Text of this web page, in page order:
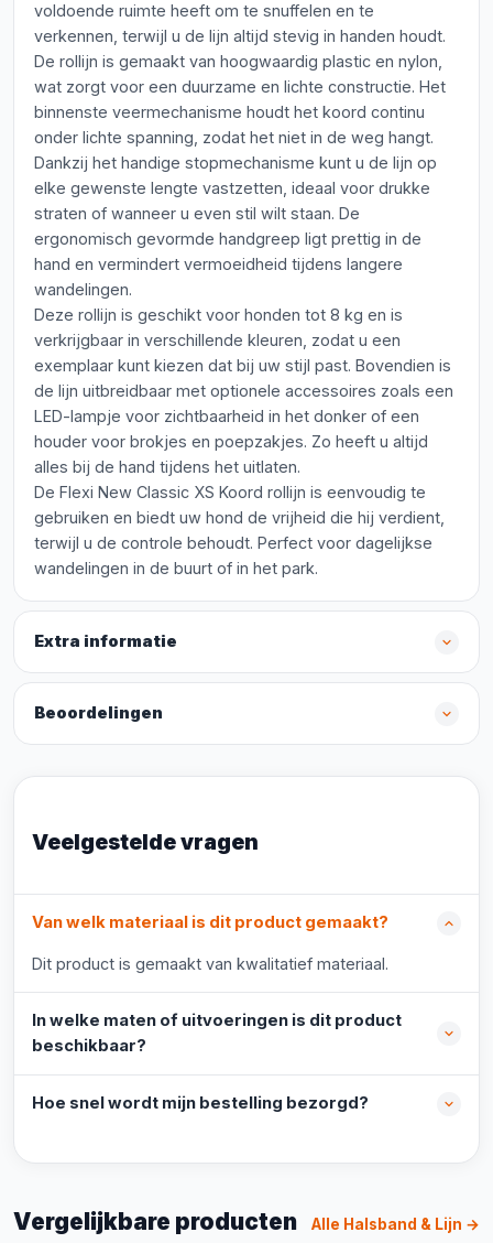
voldoende ruimte heeft om te snuffelen en te
verkennen, terwijl u de lijn altijd stevig in handen houdt.
De rollijn is gemaakt van hoogwaardig plastic en nylon,
wat zorgt voor een duurzame en lichte constructie. Het
binnenste veermechanisme houdt het koord continu
onder lichte spanning, zodat het niet in de weg hangt.
Dankzij het handige stopmechanisme kunt u de lijn op
elke gewenste lengte vastzetten, ideaal voor drukke
straten of wanneer u even stil wilt staan. De
ergonomisch gevormde handgreep ligt prettig in de
hand en vermindert vermoeidheid tijdens langere
wandelingen.
Deze rollijn is geschikt voor honden tot 8 kg en is
verkrijgbaar in verschillende kleuren, zodat u een
exemplaar kunt kiezen dat bij uw stijl past. Bovendien is
de lijn uitbreidbaar met optionele accessoires zoals een
LED-lampje voor zichtbaarheid in het donker of een
houder voor brokjes en poepzakjes. Zo heeft u altijd
alles bij de hand tijdens het uitlaten.
De Flexi New Classic XS Koord rollijn is eenvoudig te
gebruiken en biedt uw hond de vrijheid die hij verdient,
terwijl u de controle behoudt. Perfect voor dagelijkse
wandelingen in de buurt of in het park.
Extra informatie
Beoordelingen
Veelgestelde vragen
Van welk materiaal is dit product gemaakt?
Dit product is gemaakt van kwalitatief materiaal.
In welke maten of uitvoeringen is dit product
beschikbaar?
Hoe snel wordt mijn bestelling bezorgd?
Vergelijkbare producten Alle Halsband & Lijn →